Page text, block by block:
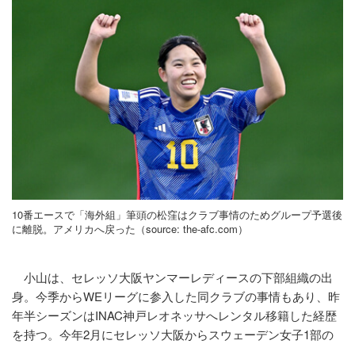
10番エースで「海外組」筆頭の松窪はクラブ事情のためグループ予選後
に離脱。アメリカへ戻った（source: the-afc.com）
小山は、セレッソ大阪ヤンマーレディースの下部組織の出
身。今季からWEリーグに参入した同クラブの事情もあり、昨
年半シーズンはINAC神戸レオネッサへレンタル移籍した経歴
を持つ。今年2月にセレッソ大阪からスウェーデン女子1部の